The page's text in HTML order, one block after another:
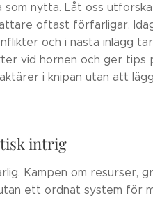
som nytta. Låt oss
oftast förfarligar.
och i nästa inlägg
vid hornen och ger tips
i knipan utan att
intrig
Kampen om resurser,
ett ordnat system för